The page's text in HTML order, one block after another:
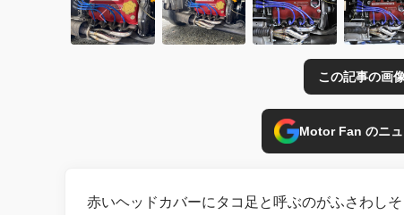
この記事の画
Motor Fan のニ
赤いヘッドカバーにタコ足と呼ぶのがふさわし